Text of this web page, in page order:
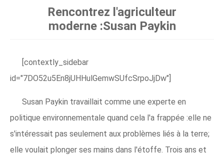
Rencontrez l'agriculteur
moderne :Susan Paykin
[contextly_sidebar
id="7DO52u5En8jUHHulGemwSUfcSrpoJjDw"]
Susan Paykin travaillait comme une experte en
politique environnementale quand cela l'a frappée :elle ne
s'intéressait pas seulement aux problèmes liés à la terre;
elle voulait plonger ses mains dans l'étoffe. Trois ans et